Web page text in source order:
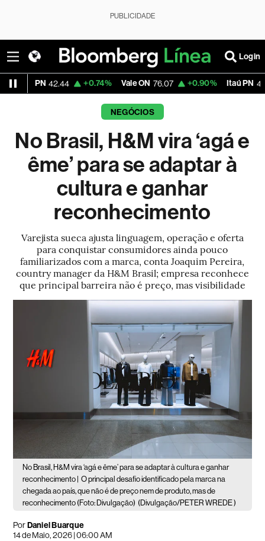
PUBLICIDADE
Login
+0.74% Vale ON 76.07 +0.90% Itaú PN 41.87 +0.10%
NEGÓCIOS
No Brasil, H&M vira ‘agá e
ême’ para se adaptar à
cultura e ganhar
reconhecimento
Varejista sueca ajusta linguagem, operação e oferta
para conquistar consumidores ainda pouco
familiarizados com a marca, conta Joaquim Pereira,
country manager da H&M Brasil; empresa reconhece
que principal barreira não é preço, mas visibilidade
No Brasil, H&M vira ‘agá e ême’ para se adaptar à cultura e ganhar
reconhecimento |
O principal desafio identificado pela marca na
chegada ao país, que não é de preço nem de produto, mas de
reconhecimento (Foto: Divulgação) (Divulgação/PETER WREDE )
PorDaniel Buarque
14 de Maio, 2026 | 06:00 AM